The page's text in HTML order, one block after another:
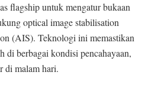
flagship untuk mengatur bukaan
optical image stabilisation
(AIS). Teknologi ini memastikan
di berbagai kondisi pencahayaan,
di malam hari.